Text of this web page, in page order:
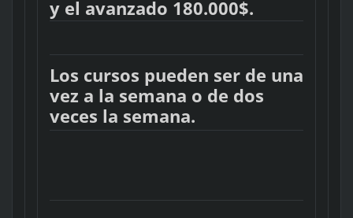
y el avanzado 180.000$.
Los cursos pueden ser de una
vez a la semana o de dos
veces la semana.